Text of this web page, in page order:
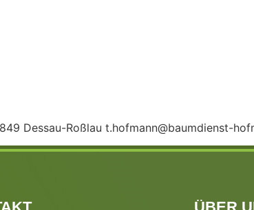
Dessau-Roßlau t.hofmann@baumdienst-